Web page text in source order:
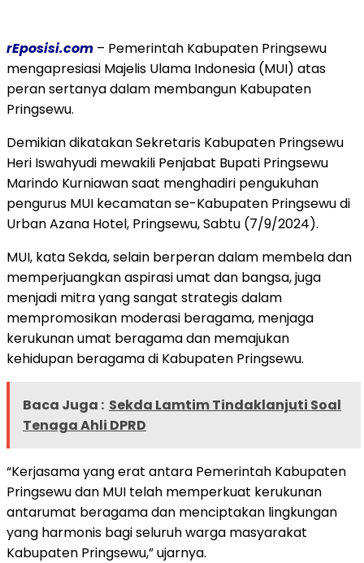
rEposisi.com – Pemerintah Kabupaten Pringsewu
mengapresiasi Majelis Ulama Indonesia (MUI) atas
peran sertanya dalam membangun Kabupaten
Pringsewu.
Demikian dikatakan Sekretaris Kabupaten Pringsewu
Heri Iswahyudi mewakili Penjabat Bupati Pringsewu
Marindo Kurniawan saat menghadiri pengukuhan
pengurus MUI kecamatan se-Kabupaten Pringsewu di
Urban Azana Hotel, Pringsewu, Sabtu (7/9/2024).
MUI, kata Sekda, selain berperan dalam membela dan
memperjuangkan aspirasi umat dan bangsa, juga
menjadi mitra yang sangat strategis dalam
mempromosikan moderasi beragama, menjaga
kerukunan umat beragama dan memajukan
kehidupan beragama di Kabupaten Pringsewu.
Baca Juga : Sekda Lamtim Tindaklanjuti Soal
Tenaga Ahli DPRD
“Kerjasama yang erat antara Pemerintah Kabupaten
Pringsewu dan MUI telah memperkuat kerukunan
antarumat beragama dan menciptakan lingkungan
yang harmonis bagi seluruh warga masyarakat
Kabupaten Pringsewu,” ujarnya.